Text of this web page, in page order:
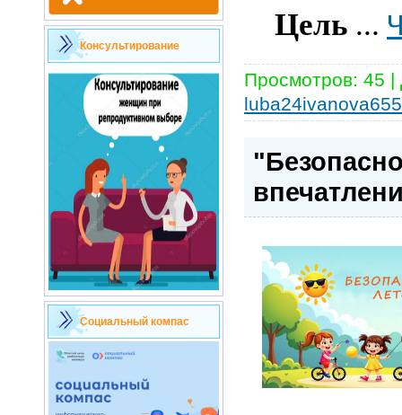
Консультирование
Социальный компас
Цель ...
Просмотров: 45 |